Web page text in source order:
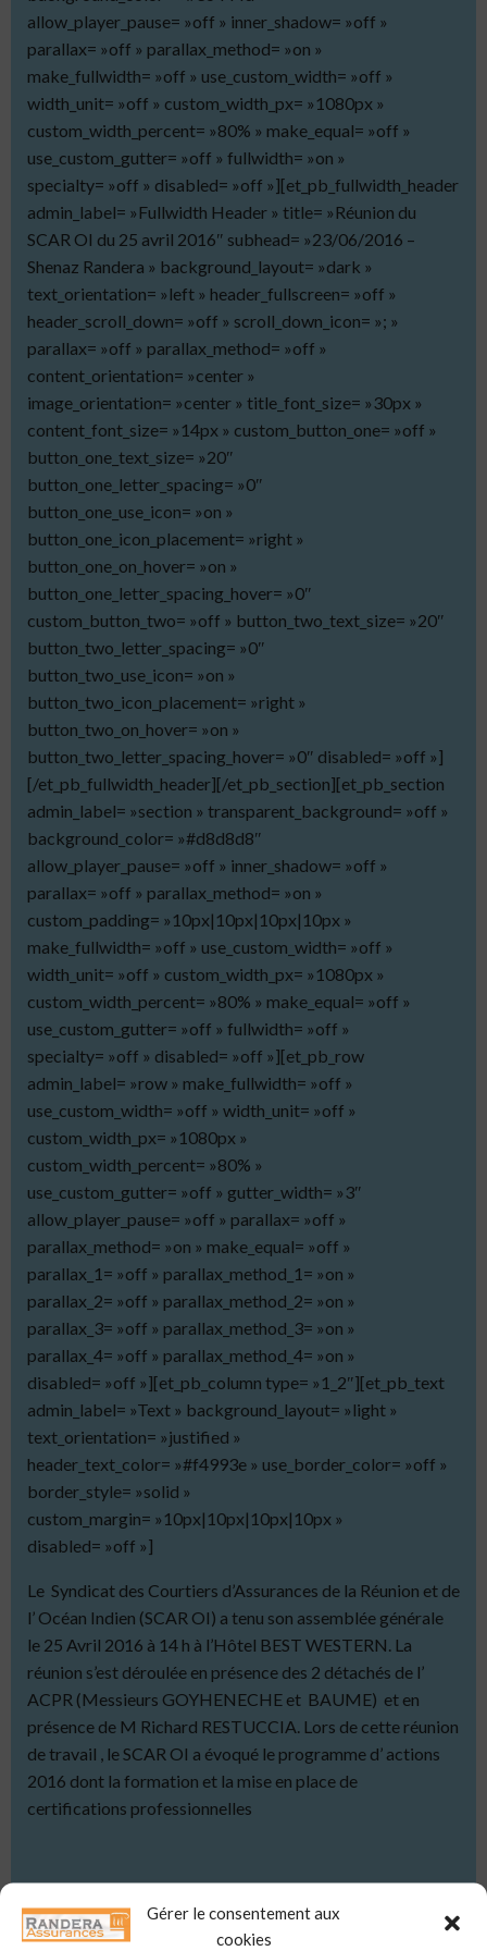
Gérer le consentement aux
cookies
allow_player_pause= »off » inner_shadow= »off »
parallax= »off » parallax_method= »on »
make_fullwidth= »off » use_custom_width= »off »
width_unit= »off » custom_width_px= »1080px »
custom_width_percent= »80% » make_equal= »off »
use_custom_gutter= »off » fullwidth= »on »
specialty= »off » disabled= »off »][et_pb_fullwidth_header
admin_label= »Fullwidth Header » title= »Réunion du
SCAR OI du 25 avril 2016″ subhead= »23/06/2016 –
Shenaz Randera » background_layout= »dark »
text_orientation= »left » header_fullscreen= »off »
header_scroll_down= »off » scroll_down_icon= »; »
parallax= »off » parallax_method= »off »
content_orientation= »center »
image_orientation= »center » title_font_size= »30px »
content_font_size= »14px » custom_button_one= »off »
button_one_text_size= »20″
button_one_letter_spacing= »0″
button_one_use_icon= »on »
button_one_icon_placement= »right »
button_one_on_hover= »on »
button_one_letter_spacing_hover= »0″
custom_button_two= »off » button_two_text_size= »20″
button_two_letter_spacing= »0″
button_two_use_icon= »on »
button_two_icon_placement= »right »
button_two_on_hover= »on »
button_two_letter_spacing_hover= »0″ disabled= »off »]
[/et_pb_fullwidth_header][/et_pb_section][et_pb_section
admin_label= »section » transparent_background= »off »
background_color= »#d8d8d8″
allow_player_pause= »off » inner_shadow= »off »
parallax= »off » parallax_method= »on »
custom_padding= »10px|10px|10px|10px »
make_fullwidth= »off » use_custom_width= »off »
width_unit= »off » custom_width_px= »1080px »
custom_width_percent= »80% » make_equal= »off »
use_custom_gutter= »off » fullwidth= »off »
specialty= »off » disabled= »off »][et_pb_row
admin_label= »row » make_fullwidth= »off »
use_custom_width= »off » width_unit= »off »
custom_width_px= »1080px »
custom_width_percent= »80% »
use_custom_gutter= »off » gutter_width= »3″
allow_player_pause= »off » parallax= »off »
parallax_method= »on » make_equal= »off »
parallax_1= »off » parallax_method_1= »on »
parallax_2= »off » parallax_method_2= »on »
parallax_3= »off » parallax_method_3= »on »
parallax_4= »off » parallax_method_4= »on »
disabled= »off »][et_pb_column type= »1_2″][et_pb_text
admin_label= »Text » background_layout= »light »
text_orientation= »justified »
header_text_color= »#f4993e » use_border_color= »off »
border_style= »solid »
custom_margin= »10px|10px|10px|10px »
disabled= »off »]
Le Syndicat des Courtiers d’Assurances de la Réunion et de
l’ Océan Indien (SCAR OI) a tenu son assemblée générale
le 25 Avril 2016 à 14 h à l’Hôtel BEST WESTERN. La
réunion s’est déroulée en présence des 2 détachés de l’
ACPR (Messieurs GOYHENECHE et BAUME) et en
présence de M Richard RESTUCCIA. Lors de cette réunion
de travail , le SCAR OI a évoqué le programme d’ actions
2016 dont la formation et la mise en place de
certifications professionnelles
background_layout= »light » text_orientation= »center »